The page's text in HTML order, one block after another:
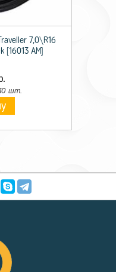
7,0\R16
[16013 AM]
шт.